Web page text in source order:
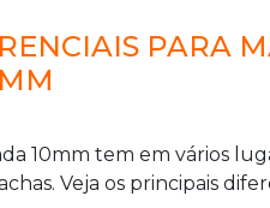
PARA
10mm tem em vários
Veja os principais